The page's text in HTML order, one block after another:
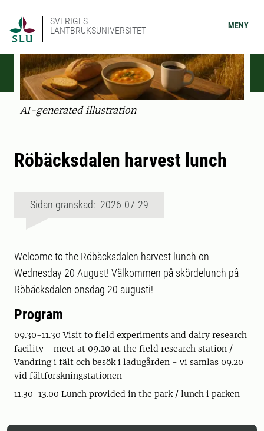
SVERIGES
LANTBRUKSUNIVERSITET
MENY
AI-generated illustration
Röbäcksdalen harvest lunch
Sidan granskad: 2026-07-29
Welcome to the Röbäcksdalen harvest lunch on
Wednesday 20 August! Välkommen på skördelunch på
Röbäcksdalen onsdag 20 augusti!
Program
09.30-11.30 Visit to field experiments and dairy research
facility - meet at 09.20 at the field research station /
Vandring i fält och besök i ladugården - vi samlas 09.20
vid fältforskningstationen
11.30-13.00 Lunch provided in the park / lunch i parken